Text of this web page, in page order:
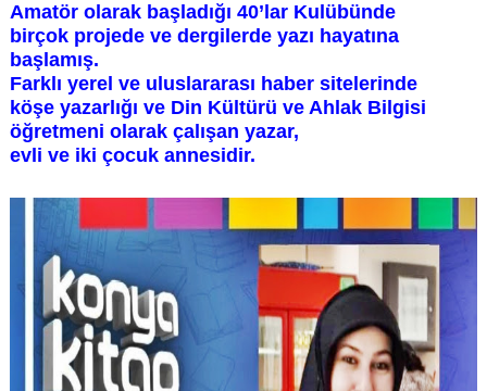
Amatör olarak başladığı 40’lar Kulübünde
birçok projede ve dergilerde yazı hayatına
başlamış.
Farklı yerel ve uluslararası haber sitelerinde
köşe yazarlığı ve Din Kültürü ve Ahlak Bilgisi
öğretmeni olarak çalışan yazar,
evli ve iki çocuk annesidir.